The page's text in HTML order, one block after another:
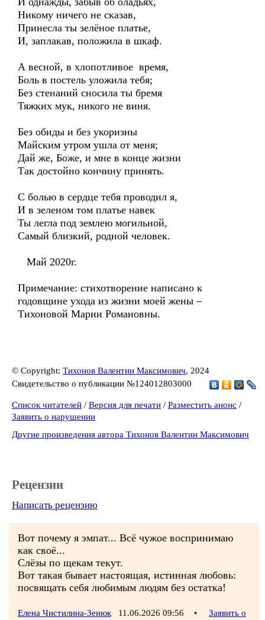
Никому ничего не сказав,
Принесла ты зелёное платье,
И, заплакав, положила в шкаф.
А весной, в хлопотливое время,
Боль в постель уложила тебя;
Без стенаний сносила ты бремя
Тяжких мук, никого не виня.
Без обиды и без укоризны
Майским утром ушла от меня;
Дай же, Боже, и мне в конце жизни
Так достойно кончину принять.
С болью в сердце тебя проводил я,
И в зеленом том платье навек
Ты легла под землею могильной,
Самый близкий, родной человек.
Май 2020г.
Примечание: стихотворение написано к
годовщине ухода из жизни моей жены –
Тихоновой Марии Романовны.
© Copyright: Тихонов Валентин Максимович, 2024
Свидетельство о публикации №124012803000
Список читателей / Версия для печати / Разместить анонс /
Заявить о нарушении
Другие произведения автора Тихонов Валентин Максимович
Рецензии
Написать рецензию
Вот почему я эмпат... Всё чужое воспринимаю
как своё...
Слёзы по щекам текут.
Вот такая бывает настоящая, истинная любовь:
посвящать себя любимым людям без остатка!
Елена Чистилина-Зенюк 11.06.2026 09:56 •
Заявить о